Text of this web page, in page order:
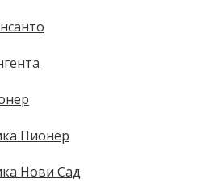
Пионер
Нови Сад